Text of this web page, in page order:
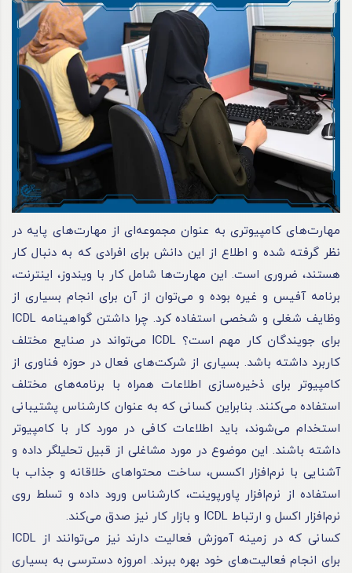
مهارت‌های کامپیوتری به عنوان مجموعه‌ای از مهارت‌های پایه در
نظر گرفته شده و اطلاع از این دانش برای افرادی که به دنبال کار
هستند، ضروری است. این مهارت‌ها شامل کار با ویندوز، اینترنت،
برنامه آفیس و غیره بوده و می‌توان از آن برای انجام بسیاری از
وظایف شغلی و شخصی استفاده کرد. چرا داشتن گواهینامه ICDL
برای جویندگان کار مهم است؟ ICDL می‌تواند در صنایع مختلف
کاربرد داشته باشد. بسیاری از شرکت‌های فعال در حوزه فناوری از
کامپیوتر برای ذخیره‌سازی اطلاعات همراه با برنامه‌های مختلف
استفاده می‌کنند. بنابراین کسانی که به عنوان کارشناس پشتیبانی
استخدام می‌شوند، باید اطلاعات کافی در مورد کار با کامپیوتر
داشته باشند. این موضوع در مورد مشاغلی از قبیل تحلیلگر داده و
آشنایی با نرم‌افزار اکسس، ساخت محتوا‌های خلاقانه و جذاب با
استفاده از نرم‌افزار پاورپوینت، کارشناس ورود داده و تسلط روی
نرم‌افزار اکسل و ارتباط ICDL و بازار کار نیز صدق می‌کند.
کسانی که در زمینه آموزش فعالیت دارند نیز می‌توانند از ICDL
برای انجام فعالیت‌های خود بهره ببرند. امروزه دسترسی به بسیاری